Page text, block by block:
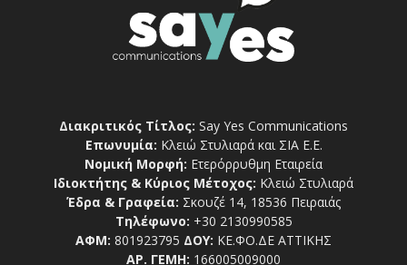
Διακριτικός Τίτλος: Say Yes Communications
Επωνυμία: Κλειώ Στυλιαρά και ΣΙΑ Ε.Ε.
Νομική Μορφή: Ετερόρρυθμη Εταιρεία
Ιδιοκτήτης & Κύριος Μέτοχος: Κλειώ Στυλιαρά
Έδρα & Γραφεία: Σκουζέ 14, 18536 Πειραιάς
Τηλέφωνο: +30 2130990585
ΑΦΜ: 801923795 ΔΟΥ: ΚΕ.ΦΟ.ΔΕ ΑΤΤΙΚΗΣ
ΑΡ. ΓΕΜΗ: 166005009000